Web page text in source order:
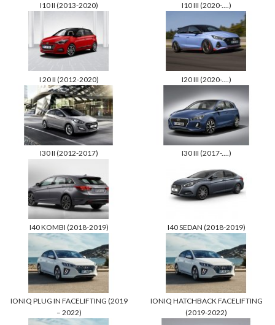
I10 II (2013-2020) I10 III (2020-....)
I 20 II (2012-2020) I20 III (2020-....)
I30 II (2012-2017) I30 III (2017-....)
I40 KOMBI (2018-2019) I40 SEDAN (2018-2019)
IONIQ PLUG IN FACELIFTING (2019
– 2022)
IONIQ HATCHBACK FACELIFTING
(2019-2022)